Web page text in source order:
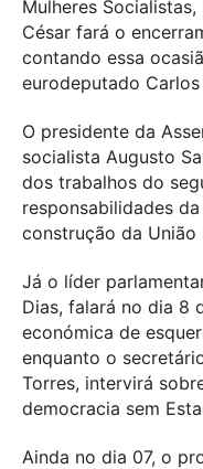
Mulheres
César fará o
contando essa
eurodeputado
O presidente da
socialista Augusto
dos trabalhos do
responsabilidades
construção da União
Já o líder
Dias, falará no dia 8
económica de
enquanto o
Torres, intervirá
democracia sem
Ainda no dia 07, o